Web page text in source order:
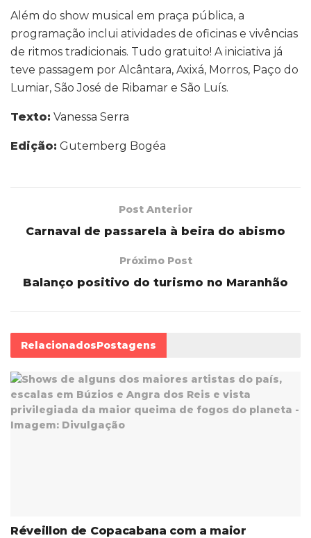
Além do show musical em praça pública, a
programação inclui atividades de oficinas e vivências
de ritmos tradicionais. Tudo gratuito! A iniciativa já
teve passagem por Alcântara, Axixá, Morros, Paço do
Lumiar, São José de Ribamar e São Luís.
Texto: Vanessa Serra
Edição: Gutemberg Bogéa
Post Anterior
Carnaval de passarela à beira do abismo
Próximo Post
Balanço positivo do turismo no Maranhão
RelacionadosPostagens
Réveillon de Copacabana com a maior